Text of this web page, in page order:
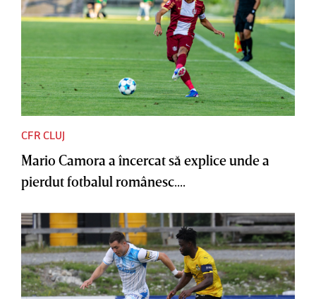
CFR CLUJ
Mario Camora a încercat să explice unde a
pierdut fotbalul românesc....